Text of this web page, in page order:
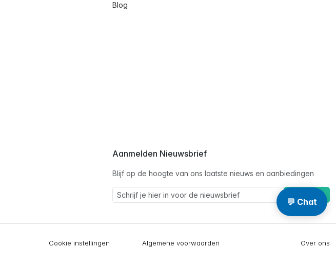
Blog
Aanmelden Nieuwsbrief
Blijf op de hoogte van ons laatste nieuws en aanbiedingen
Schrijf je in
Cookie instellingen Algemene voorwaarden Over ons
💬 Chat